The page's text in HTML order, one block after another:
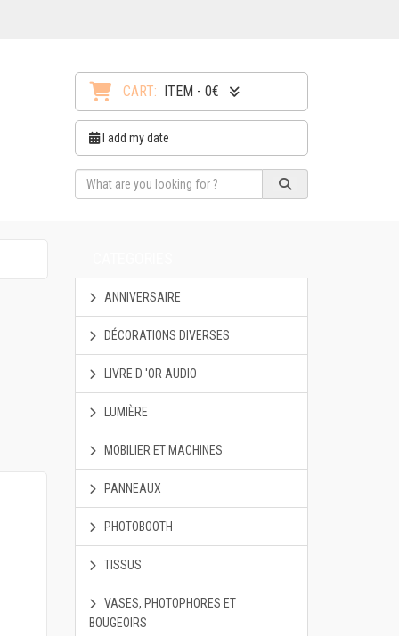
CART: ITEM - 0€
I add my date
ANNIVERSAIRE
DÉCORATIONS DIVERSES
LIVRE D 'OR AUDIO
LUMIÈRE
MOBILIER ET MACHINES
PANNEAUX
PHOTOBOOTH
TISSUS
VASES, PHOTOPHORES ET
BOUGEOIRS